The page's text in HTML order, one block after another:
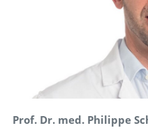
Prof. Dr. med. Philippe